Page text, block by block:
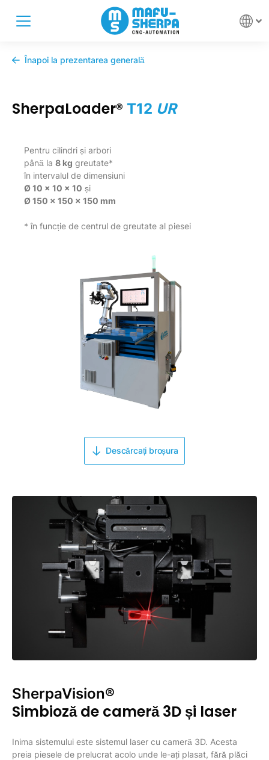
Înapoi la prezentarea generală
SherpaLoader® T12 UR
Pentru cilindri și arbori
până la 8 kg greutate*
în intervalul de dimensiuni
Ø 10 x 10 x 10 și
Ø 150 x 150 x 150 mm
* în funcție de centrul de greutate al piesei
Descărcați broșura
SherpaVision®
Simbioză de cameră 3D și laser
Inima sistemului este sistemul laser cu cameră 3D. Acesta
preia piesele de prelucrat acolo unde le-ați plasat, fără plăci